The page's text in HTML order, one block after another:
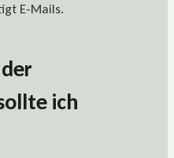
E-Mails.
ich